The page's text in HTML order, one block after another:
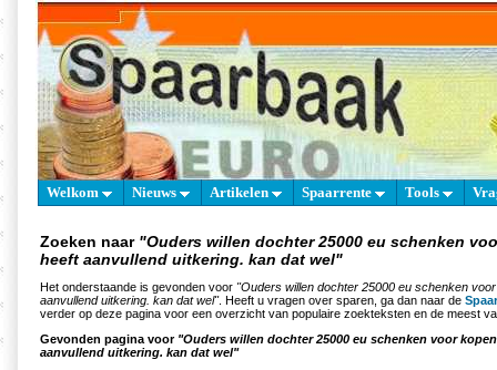
Welkom Nieuws Artikelen Spaarrente Tools
Zoeken naar "Ouders willen dochter 25000 eu schenken
heeft aanvullend uitkering. kan dat wel"
Het onderstaande is gevonden voor "Ouders willen dochter 25000 eu schenken
aanvullend uitkering. kan dat wel". Heeft u vragen over sparen, ga dan naar de
verder op deze pagina voor een overzicht van populaire zoekteksten en de meest
Gevonden pagina voor "Ouders willen dochter 25000 eu schenken voor
aanvullend uitkering. kan dat wel"